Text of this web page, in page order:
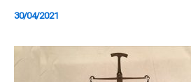
30/04/2021